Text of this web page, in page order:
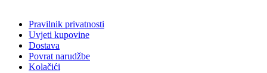
Pravilnik privatnosti
Uvjeti kupovine
Dostava
Povrat narudžbe
Kolačići